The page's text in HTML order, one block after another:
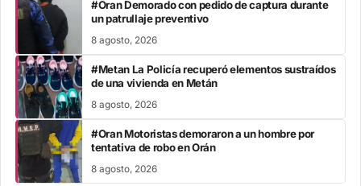
#Oran Demorado con pedido de captura durante
un patrullaje preventivo
8 agosto, 2026
#Metan La Policía recuperó elementos sustraídos
de una vivienda en Metán
8 agosto, 2026
#Oran Motoristas demoraron a un hombre por
tentativa de robo en Orán
8 agosto, 2026